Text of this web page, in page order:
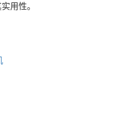
用性。